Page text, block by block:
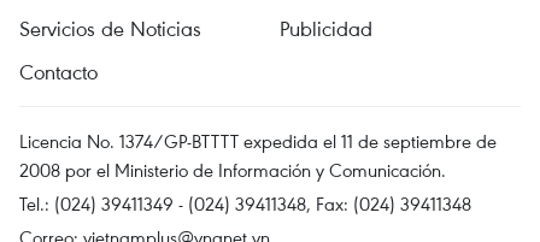
Servicios de Noticias
Publicidad
Contacto
Licencia No. 1374/GP-BTTTT expedida el 11 de septiembre de
2008 por el Ministerio de Información y Comunicación.
Tel.: (024) 39411349 - (024) 39411348, Fax: (024) 39411348
Correo: vietnamplus@vnanet.vn